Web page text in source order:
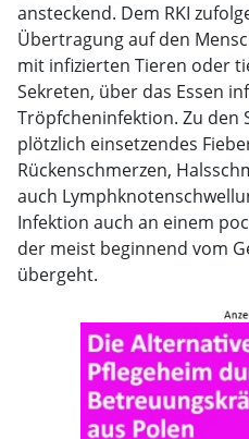
ansteckend. Dem RKI
Übertragung auf den
mit infizierten Tieren oder
Sekreten, über das Essen
Tröpfcheninfektion. Zu den
plötzlich einsetzendes
Rückenschmerzen,
auch
Infektion auch an einem
der meist beginnend vom
übergeht.